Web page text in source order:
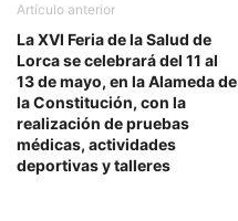
Artículo anterior
La XVI Feria de la Salud de
Lorca se celebrará del 11 al
13 de mayo, en la Alameda de
la Constitución, con la
realización de pruebas
médicas, actividades
deportivas y talleres